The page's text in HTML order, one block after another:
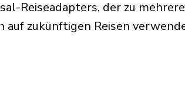
Reiseadapters, der zu
auf zukünftigen Reisen